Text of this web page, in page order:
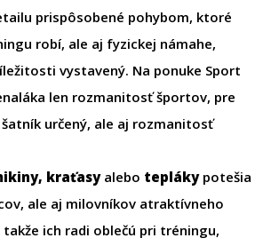
prispôsobené pohybom, ktoré
robí, ale aj fyzickej námahe,
vystavený. Na ponuke Sport
len rozmanitosť športov, pre
určený, ale aj rozmanitosť
, kraťasy alebo teplákypotešia
ale aj milovníkov atraktívneho
ich radi oblečú pri tréningu,